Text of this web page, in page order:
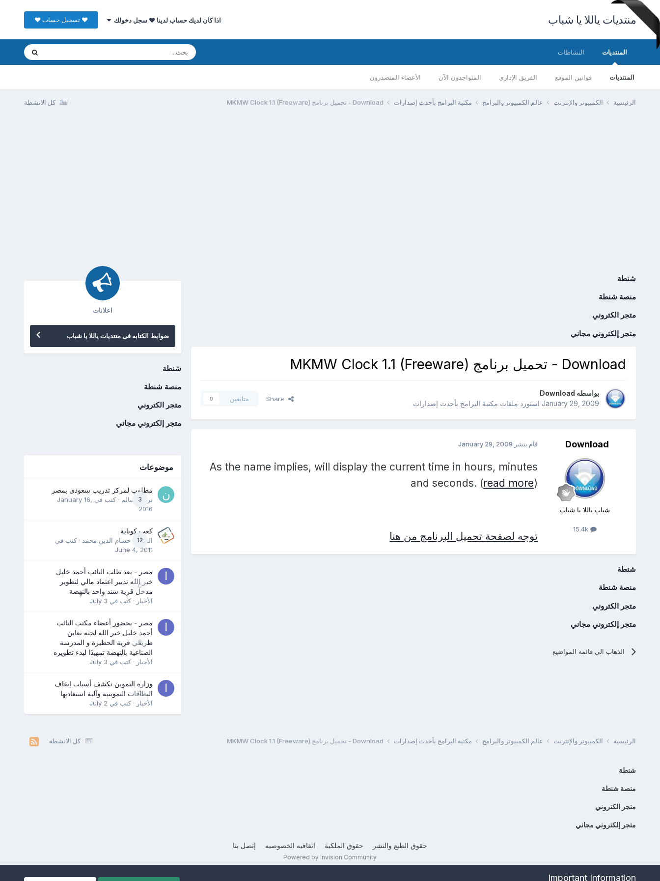
منتديات ياللا يا شباب اذا كان لديك حساب لدينا ♥ سجل دخولك ♥ تسجيل حساب ♥
المنتديات
المنتديات قوانين الموقع الفريق الإداري المتواجدون الآن الأعضاء المتصدرون
النشاطات
كل الانشطة الرئيسية الكمبيوتر والإنترنت عالم الكمبيوتر والبرامج مكتبة البرامج بأحدث إصدارات Download - تحميل برنامج MKMW Clock 1.1 (Freeware)
شنطة
منصة شنطة
متجر الكتروني
متجر إلكتروني مجاني
Download - تحميل برنامج MKMW Clock 1.1 (Freeware)
بواسطه Download
January 29, 2009استورد ملفات مكتبة البرامج بأحدث إصدارات
Share متابعين 0
Download
شباب ياللا يا شباب
15.4k
قام بنشر January 29, 2009
As the name implies, will display the current time in hours, minutes
and seconds. (read more)
توجه لصفحة تحميل البرنامج من هنا
شنطة
منصة شنطة
متجر الكتروني
متجر إلكتروني مجاني
الذهاب الي قائمه المواضيع
اعلانات
ضوابط الكتابه فى منتديات ياللا يا شباب
شنطة
منصة شنطة
متجر الكتروني
متجر إلكتروني مجاني
موضوعات
3
مطلوب لمركز تدريب سعودى بمصر
نرمين سالم · كتب في January 16,
2016
12
كعب كوباية
المدرب حسام الدين محمد · كتب في
June 4, 2011
0
مصر - بعد طلب النائب أحمد خليل
خير الله تدبير اعتماد مالي لتطوير
مدخل قرية سند واحد بالنهضة
الأخبار · كتب في July 3
0
مصر - بحضور أعضاء مكتب النائب
أحمد خليل خير الله لجنة تعاين
طريقي قرية الحظيرة و المدرسة
الصناعية بالنهضة تمهيدًا لبدء تطويره
الأخبار · كتب في July 3
0
وزارة التموين تكشف أسباب إيقاف
البطاقات التموينية وآلية استعادتها
الأخبار · كتب في July 2
كل الانشطة الرئيسية الكمبيوتر والإنترنت عالم الكمبيوتر والبرامج مكتبة البرامج بأحدث إصدارات Download - تحميل برنامج MKMW Clock 1.1 (Freeware)
شنطة
منصة شنطة
متجر الكتروني
متجر إلكتروني مجاني
حقوق الطبع والنشر حقوق الملكية اتفاقيه الخصوصيه إتصل بنا
Powered by Invision Community
Important Information